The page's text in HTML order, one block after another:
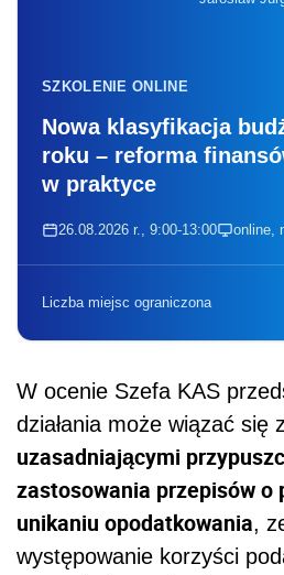
SZKOLENIE ONLINE
Nowa klasyfikacja
roku – reforma
w praktyce
26.08.2026 r., 9:00-13:00 online,
Liczba miejsc ograniczona
W ocenie Szefa KAS
działania może wiązać się
uzasadniającymi
zastosowania przepisów o
unikaniu opodatkowania,
występowanie korzyści